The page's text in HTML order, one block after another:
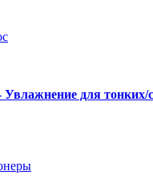
для тонких/